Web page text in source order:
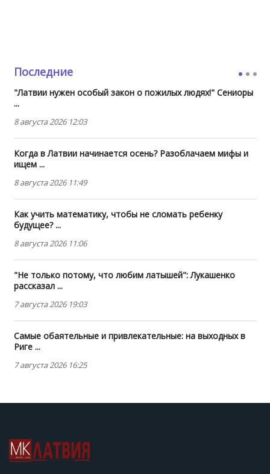
Последние
"Латвии нужен особый закон о пожилых людях!" Сениоры
...
8 августа 2026 12:03
Когда в Латвии начинается осень? Разоблачаем мифы и
ищем ...
8 августа 2026 11:49
Как учить математику, чтобы не сломать ребенку
будущее? ...
8 августа 2026 11:06
"Не только потому, что любим латышей": Лукашенко
рассказал ...
7 августа 2026 19:03
Самые обаятельные и привлекательные: на выходных в
Риге ...
7 августа 2026 16:25